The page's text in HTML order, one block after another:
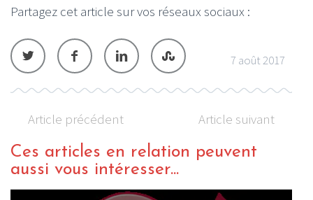
Partagez cet article sur vos réseaux sociaux :
7 août 2017
Article précédent Article suivant
Ces articles en relation peuvent
aussi vous intéresser...